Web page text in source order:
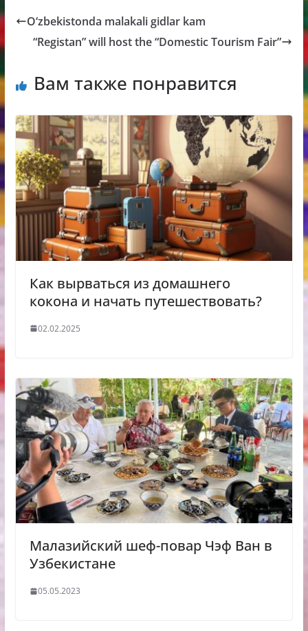
O‘zbekistonda malakali gidlar kam
“Registan” will host the “Domestic Tourism Fair”
Вам также понравится
Как вырваться из домашнего
кокона и начать путешествовать?
02.02.2025
Малазийский шеф-повар Чэф Ван в
Узбекистане
05.05.2023